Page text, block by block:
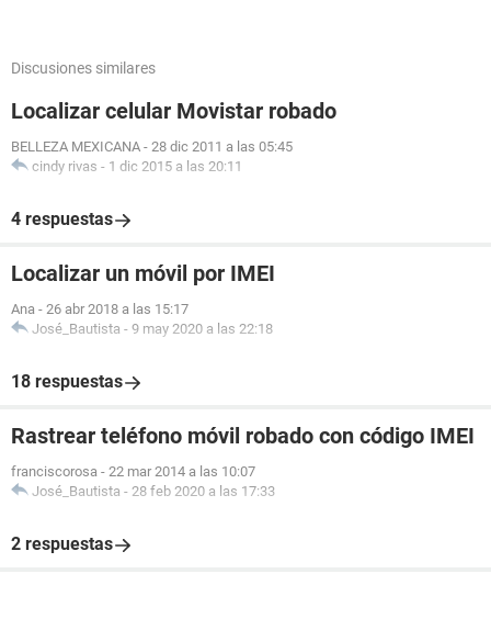
Discusiones similares
Localizar celular Movistar robado
BELLEZA MEXICANA - 28 dic 2011 a las 05:45
cindy rivas - 1 dic 2015 a las 20:11
4 respuestas
Localizar un móvil por IMEI
Ana - 26 abr 2018 a las 15:17
José_Bautista - 9 may 2020 a las 22:18
18 respuestas
Rastrear teléfono móvil robado con código IMEI
franciscorosa - 22 mar 2014 a las 10:07
José_Bautista - 28 feb 2020 a las 17:33
2 respuestas